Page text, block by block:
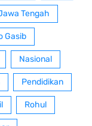
Tengah
Gasib
Nasional
Pendidikan
Rohul